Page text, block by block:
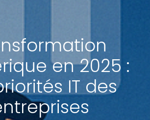
en 2025 :
IT des